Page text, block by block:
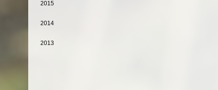
2015
2014
2013